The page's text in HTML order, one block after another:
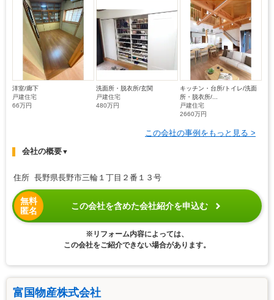
洋室/廊下
戸建住宅
66万円
洗面所・脱衣所/玄関
戸建住宅
480万円
キッチン・台所/トイレ/洗面
所・脱衣所/...
戸建住宅
2660万円
この会社の事例をもっと見る >
会社の概要▼
住所 長野県長野市三輪１丁目２番１３号
無料
匿名
この会社を含めた会社紹介を申込む
※リフォーム内容によっては、
この会社をご紹介できない場合があります。
富国物産株式会社